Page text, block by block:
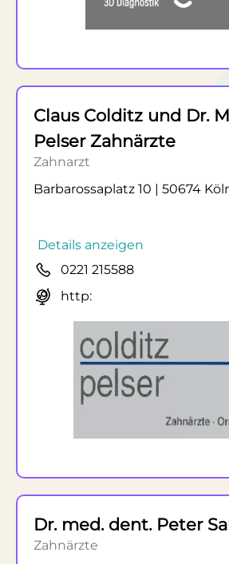
Claus Colditz und Dr.
Pelser Zahnärzte
Zahnarzt
Barbarossaplatz 10 | 50674
Details anzeigen
0221 215588
http:
Dr. med. dent. Peter
Zahnärzte